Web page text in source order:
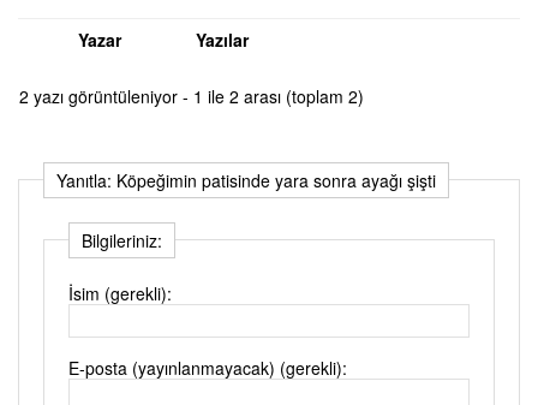
Yazar Yazılar
2 yazı görüntüleniyor - 1 ile 2 arası (toplam 2)
Yanıtla: Köpeğimin patisinde yara sonra ayağı şişti
Bilgileriniz:
İsim (gerekli):
E-posta (yayınlanmayacak) (gerekli):